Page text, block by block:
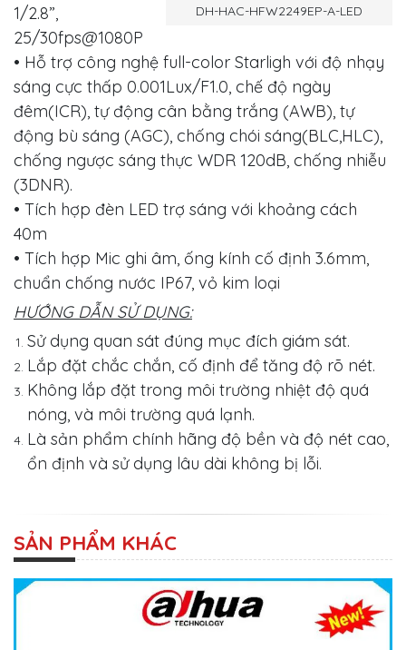
DH-HAC-HFW2249EP-A-LED
1/2.8”,
25/30fps@1080P
• Hỗ trợ công nghệ full-color Starligh với độ nhạy
sáng cực thấp 0.001Lux/F1.0, chế độ ngày
đêm(ICR), tự động cân bằng trắng (AWB), tự
động bù sáng (AGC), chống chói sáng(BLC,HLC),
chống ngược sáng thực WDR 120dB, chống nhiễu
(3DNR).
• Tích hợp đèn LED trợ sáng với khoảng cách
40m
• Tích hợp Mic ghi âm, ống kính cố định 3.6mm,
chuẩn chống nước IP67, vỏ kim loại
HƯỚNG DẪN SỬ DỤNG:
Sử dụng quan sát đúng mục đích giám sát.
Lắp đặt chắc chắn, cố định để tăng độ rõ nét.
Không lắp đặt trong môi trường nhiệt độ quá
nóng, và môi trường quá lạnh.
Là sản phẩm chính hãng độ bền và độ nét cao,
ổn định và sử dụng lâu dài không bị lỗi.
SẢN PHẨM KHÁC